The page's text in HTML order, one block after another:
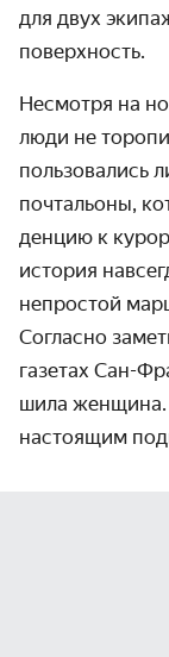
для двух
поверхность.
Несмотря на
люди не
пользовались
почтальоны,
денцию к
история
непростой
Согласно
газетах Сан-
шила женщина.
настоящим